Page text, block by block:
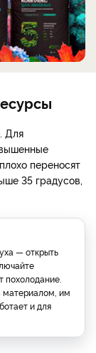
Для
переносят
35 градусов,
— открыть
похолодание.
материалом, им
и для